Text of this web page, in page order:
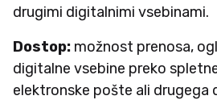
drugimi digitalnimi vsebinami.
Dostop: možnost prenosa,
digitalne vsebine preko
elektronske pošte ali drugega